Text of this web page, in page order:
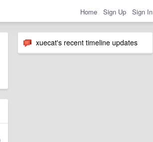
Home Sign Up Sign In
xuecat's recent timeline updates